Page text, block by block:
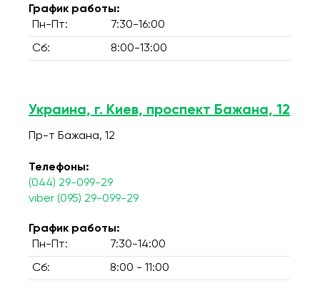
График работы:
Пн-Пт:
7:30-16:00
Сб: 8:00-13:00
Украина, г. Киев, проспект Бажана, 12
Пр-т Бажана, 12
Телефоны:
(044) 29-099-29
viber (095) 29-099-29
График работы:
Пн-Пт:
7:30-14:00
Сб: 8:00 - 11:00